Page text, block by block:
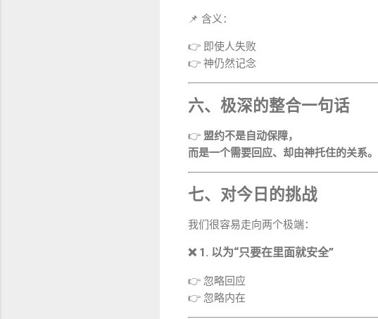
📌 含义：
👉 即使人失败
👉 神仍然记念
六、极深的整合一句话
👉 盟约不是自动保障，
而是一个需要回应、却由神托住的关系。
七、对今日的挑战
我们很容易走向两个极端：
❌ 1. 以为“只要在里面就安全”
👉 忽略回应
👉 忽略内在